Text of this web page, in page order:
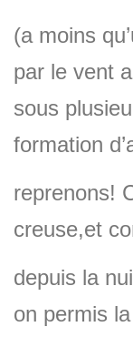
(a moins
par le vent
sous
formation
reprenons!
creuse,et
depuis la
on permis